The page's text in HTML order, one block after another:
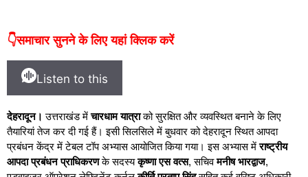
👇समाचार सुनने के लिए यहां क्लिक करें
Listen to this
देहरादून।उत्तराखंड मेंचारधाम यात्राको सुरक्षित और व्यवस्थित बनाने के लिए
तैयारियां तेज कर दी गई हैं। इसी सिलसिले में बुधवार को देहरादून स्थित आपदा
प्रबंधन केंद्र में टेबल टॉप अभ्यास आयोजित किया गया। इस अभ्यास मेंराष्ट्रीय
आपदा प्रबंधन प्राधिकरणके सदस्यकृष्णा एस वत्स, सचिवमनीष भारद्वाज,